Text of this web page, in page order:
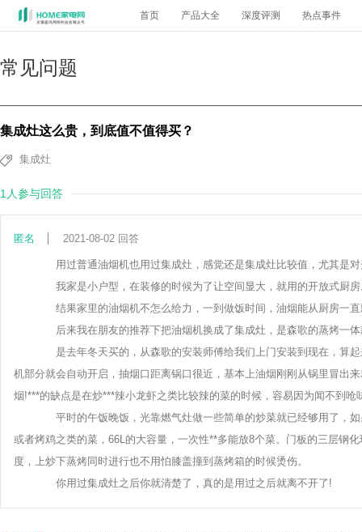
首页 产品大全 深度评测 热点事件
常见问题
集成灶这么贵，到底值不值得买？
集成灶
1人参与回答
匿名 2021-08-02 回答
用过普通油烟机也用过集成灶，感觉还是集成灶比较值，尤其是对
我家是小户型，在装修的时候为了让空间显大，就用的开放式厨房
结果家里的油烟机不怎么给力，一到做饭时间，油烟能从厨房一直
后来我在朋友的推荐下把油烟机换成了集成灶，是森歌的蒸烤一
是去年冬天买的，从森歌的安装师傅给我们上门安装到现在，算起
机部分就会自动开启，抽烟口距离锅口很近，基本上油烟刚刚从锅里冒出
烟!***的缺点是在炒***辣小龙虾之类比较辣的菜的时候，容易因为闻不到呛
平时的午饭晚饭，光靠燃气灶做一些简单的炒菜就已经够用了，如
或者烤鸡之类的菜，66L的大容量，一次性**多能放8个菜。门板的三层钢
度，上炒下蒸烤同时进行也不用怕膝盖撞到蒸烤箱的时候烫伤。
你用过集成灶之后你就清楚了，真的是用过之后就离不开了!